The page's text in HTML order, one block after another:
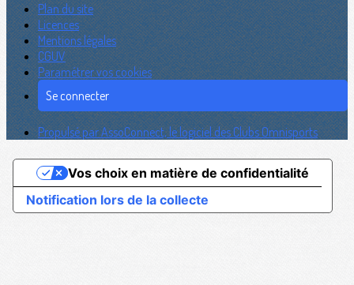
Plan du site
Licences
Mentions légales
CGUV
Paramétrer vos cookies
Se connecter
Propulsé par AssoConnect, le logiciel des Clubs Omnisports
Notification lors de la collecte
Vos choix en matière de confidentialité